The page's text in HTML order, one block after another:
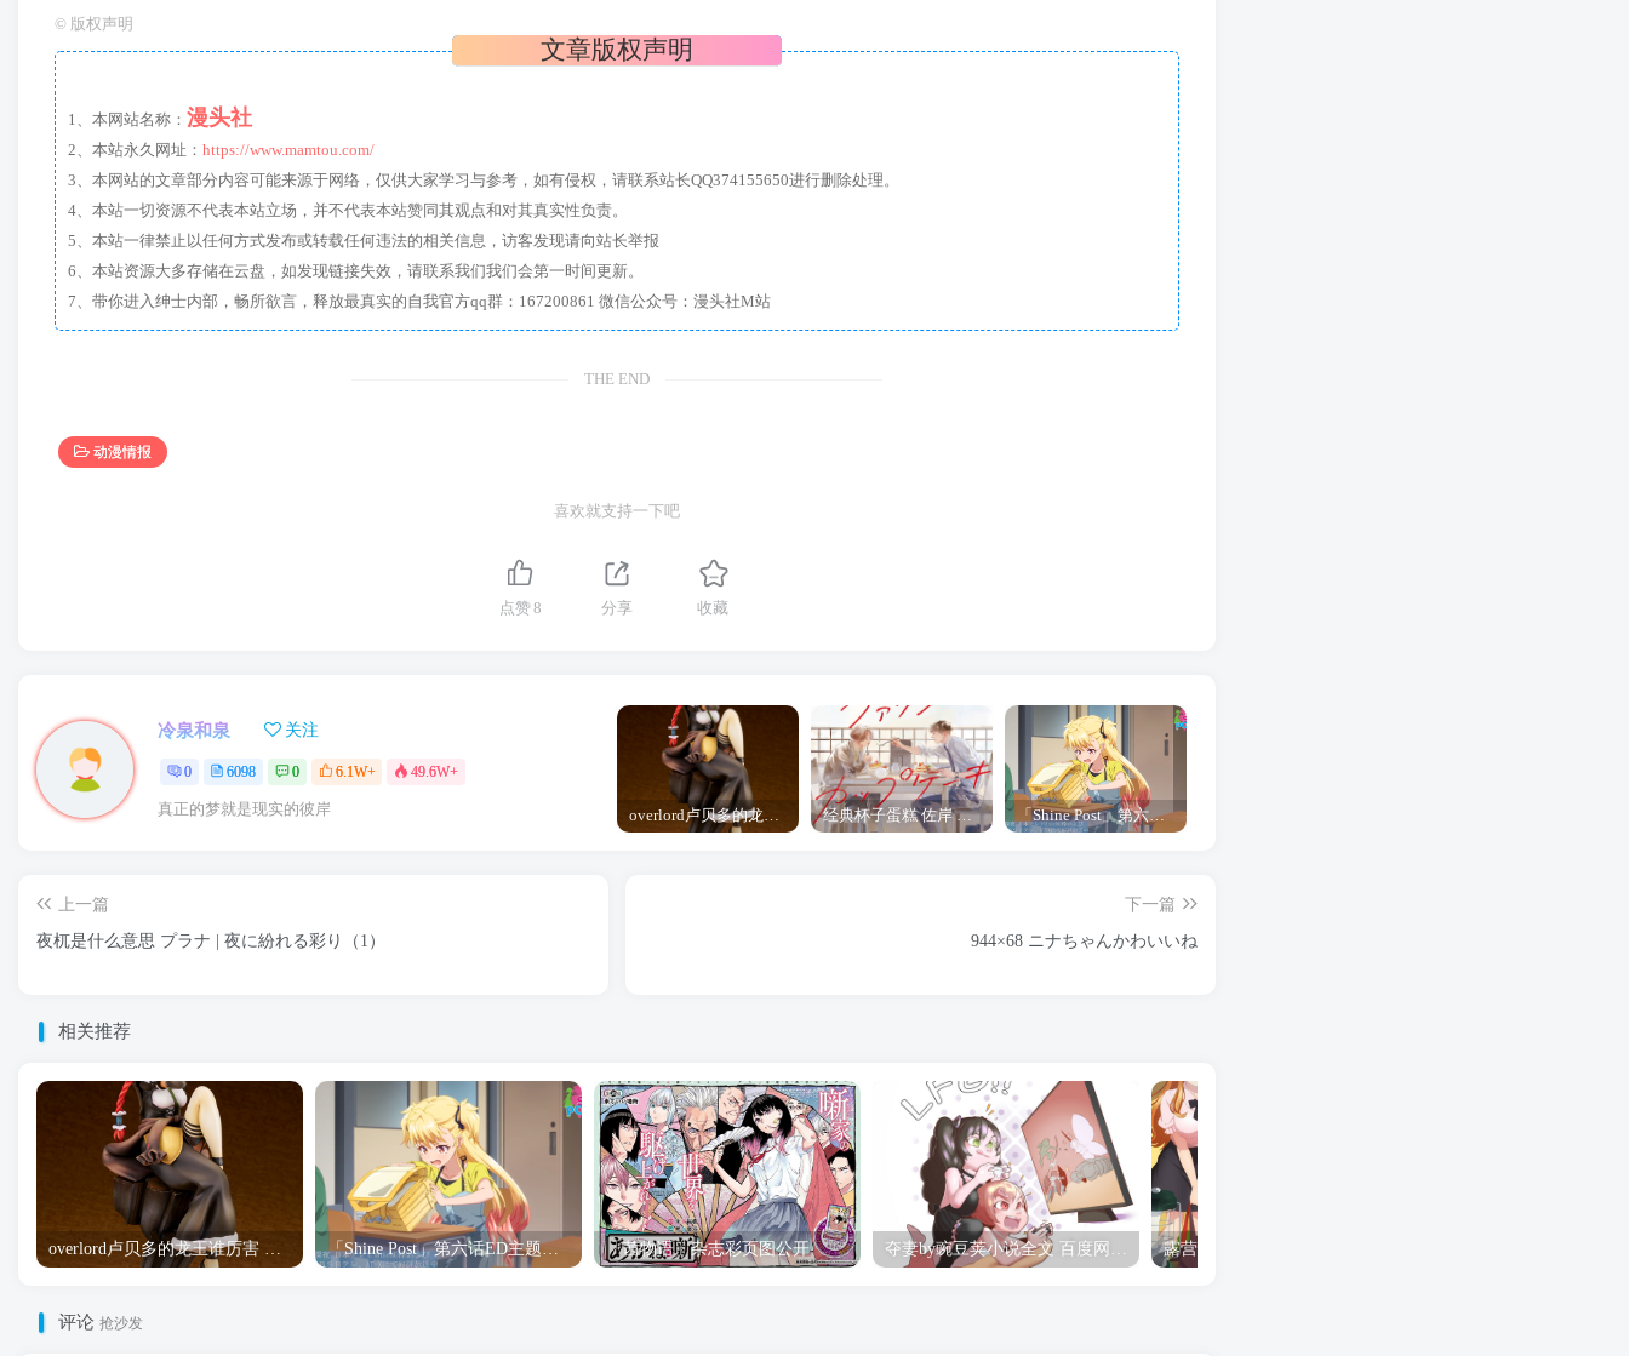
© 版权声明
文章版权声明
1、本网站名称： 漫头社
2、本站永久网址： https://www.mamtou.com/
3、本网站的文章部分内容可能来源于网络，仅供大家学习与参考，如有侵权，请联系站长QQ374155650进行删除处理。
4、本站一切资源不代表本站立场，并不代表本站赞同其观点和对其真实性负责。
5、本站一律禁止以任何方式发布或转载任何违法的相关信息，访客发现请向站长举报
6、本站资源大多存储在云盘，如发现链接失效，请联系我们我们会第一时间更新。
7、带你进入绅士内部，畅所欲言，释放最真实的自我官方qq群：167200861 微信公众号：漫头社M站
THE END
动漫情报
喜欢就支持一下吧
点赞8 分享 收藏
冷泉和泉 关注
0 6098 0 6.1W+ 49.6W+
真正的梦就是现实的彼岸 overlord卢贝多的龙王谁厉害 「Overlord」露普斯蕾琪娜·贝塔手办开订 经典杯子蛋糕 佐岸 漫画「经典杯子蛋糕」宣布真人日剧化 「Shine Post」第六话ED主题曲「Yellow Rose」无字幕MV公开
上一篇
夜杌是什么意思 プラナ | 夜に紛れる彩り（1）
下一篇
944×68 ニナちゃんかわいいね
相关推荐
overlord卢贝多的龙王谁厉害 「Overlord」露普斯蕾琪娜·贝塔手办开订 「Shine Post」第六话ED主题曲「Yellow Rose」无字幕MV公开 「茜物语」杂志彩页图公开 夺妻by豌豆荚小说全文 百度网盘 Duo!
评论 抢沙发